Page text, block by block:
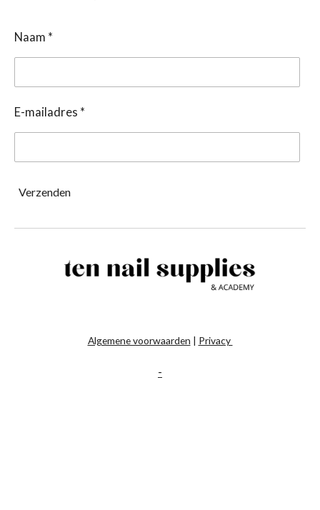
Naam *
E-mailadres *
Verzenden
Algemene voorwaarden | Privacy
-